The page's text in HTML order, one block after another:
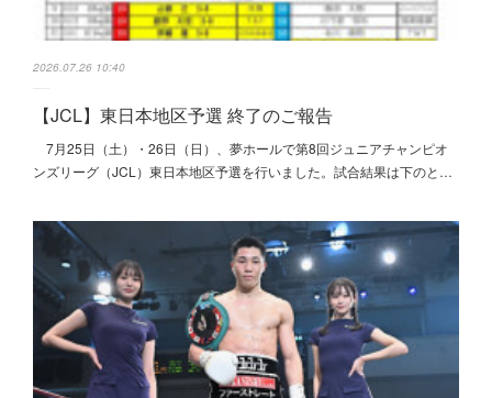
2026.07.26 10:40
【JCL】東日本地区予選 終了のご報告
7月25日（土）・26日（日）、夢ホールで第8回ジュニアチャンピオ
ンズリーグ（JCL）東日本地区予選を行いました。試合結果は下のと…